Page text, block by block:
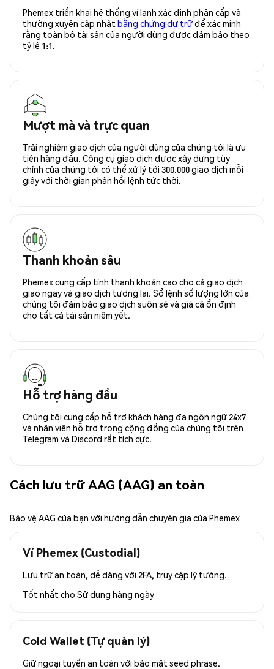
Phemex triển khai hệ thống ví lạnh xác định phân cấp và
thường xuyên cập nhật bằng chứng dự trữđể xác minh
rằng toàn bộ tài sản của người dùng được đảm bảo theo
tỷ lệ 1:1.
Mượt mà và trực quan
Trải nghiệm giao dịch của người dùng của chúng tôi là ưu
tiên hàng đầu. Công cụ giao dịch được xây dựng tùy
chỉnh của chúng tôi có thể xử lý tới 300.000 giao dịch mỗi
giây với thời gian phản hồi lệnh tức thời.
Thanh khoản sâu
Phemex cung cấp tính thanh khoản cao cho cả giao dịch
giao ngay và giao dịch tương lai. Sổ lệnh số lượng lớn của
chúng tôi đảm bảo giao dịch suôn sẻ và giá cả ổn định
cho tất cả tài sản niêm yết.
Hỗ trợ hàng đầu
Chúng tôi cung cấp hỗ trợ khách hàng đa ngôn ngữ 24x7
và nhân viên hỗ trợ trong cộng đồng của chúng tôi trên
Telegram và Discord rất tích cực.
Cách lưu trữ AAG (AAG) an toàn
Bảo vệ AAG của bạn với hướng dẫn chuyên gia của Phemex
Ví Phemex (Custodial)
Lưu trữ an toàn, dễ dàng với 2FA, truy cập lý tưởng.
Tốt nhất cho Sử dụng hàng ngày
Cold Wallet (Tự quản lý)
Giữ ngoại tuyến an toàn với bảo mật seed phrase.